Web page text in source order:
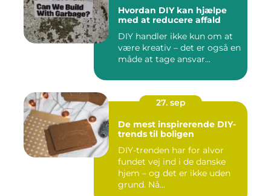
Hvordan DIY kan hjælpe
med at reducere affald
DIY handler ikke kun om at
være kreativ – det er også en
måde at tage ansvar...
27. sep
De mest inspirerende DIY-
trends til boligen
DIY-trenden har for alvor
fundet vej ind i de danske
hjem – og det er ikke uden
grund. Nå...